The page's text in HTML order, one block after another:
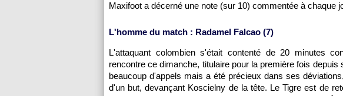
Maxifoot a décerné une note (sur 10) commentée à chaque
L'homme du match : Radamel Falcao (7)
L'attaquant colombien s'était contenté de 20 minutes
rencontre ce dimanche, titulaire pour la première fois
beaucoup d'appels mais a été précieux dans ses
d'un but, devançant Koscielny de la tête. Le Tigre est de